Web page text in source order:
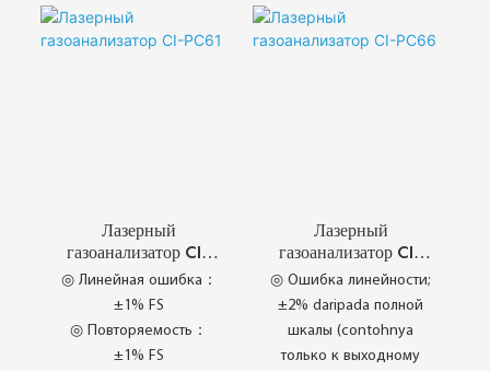
Лазерный
газоанализатор CI-
PC61
◎ Линейная ошибка：
±1% FS
◎ Повторяемость：
±1% FS
Лазерный
газоанализатор CI-
PC66
◎ Ошибка линейности;
±2% daripada полной
шкалы (contohnya
только к выходному